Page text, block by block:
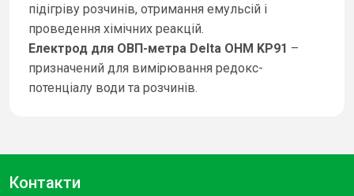
підігріву розчинів, отримання емульсій і
проведення хімічних реакцій.
Електрод для ОВП-метра Delta OHM KP91 –
призначений для вимірювання редокс-
потенціалу води та розчинів.
Контакти